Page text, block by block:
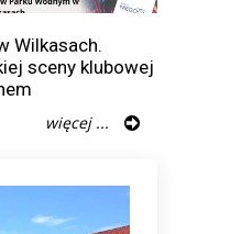
Wilkasach.
sceny klubowej
więcej ...